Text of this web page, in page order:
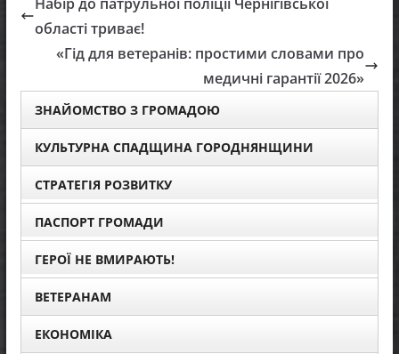
Набір до патрульної поліції Чернігівської
області триває!
«Гід для ветеранів: простими словами про
медичні гарантії 2026»
ЗНАЙОМСТВО З ГРОМАДОЮ
КУЛЬТУРНА СПАДЩИНА ГОРОДНЯНЩИНИ
СТРАТЕГІЯ РОЗВИТКУ
ПАСПОРТ ГРОМАДИ
ГЕРОЇ НЕ ВМИРАЮТЬ!
ВЕТЕРАНАМ
ЕКОНОМІКА